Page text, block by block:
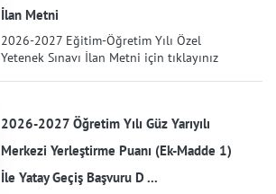
İlan Metni
2026-2027 Eğitim-Öğretim Yılı Özel
Yetenek Sınavı İlan Metni için tıklayınız
2026-2027 Öğretim Yılı Güz Yarıyılı
Merkezi Yerleştirme Puanı (Ek-Madde 1)
İle Yatay Geçiş Başvuru D ...